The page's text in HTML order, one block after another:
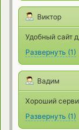
Виктор
Удобный сайт
Развернуть (1)
Вадим
Хороший
Развернуть (1)